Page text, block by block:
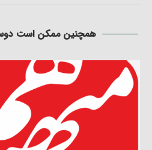
همچنین ممکن است